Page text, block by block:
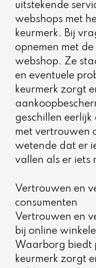
uitstekende
webshops met
keurmerk. Bij
opnemen met
webshop. Ze
en eventuele
keurmerk zorgt
geschillen
met vertrouwen
wetende dat er
vallen als er iets
Vertrouwen en
consumenten
Vertrouwen en
bij online
Waarborg biedt
keurmerk zorgt